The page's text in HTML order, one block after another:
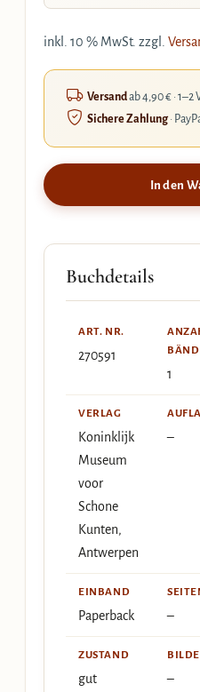
inkl. 10 % MwSt. zzgl.
Versandab 4,90 € · 1–2
Sichere Zahlung·
In den
Buchdetails
ART. NR.
270591
1
VERLAG
Koninklijk
Museum
voor
Schone
Kunten,
Antwerpen
–
EINBAND
Paperback –
ZUSTAND
gut –